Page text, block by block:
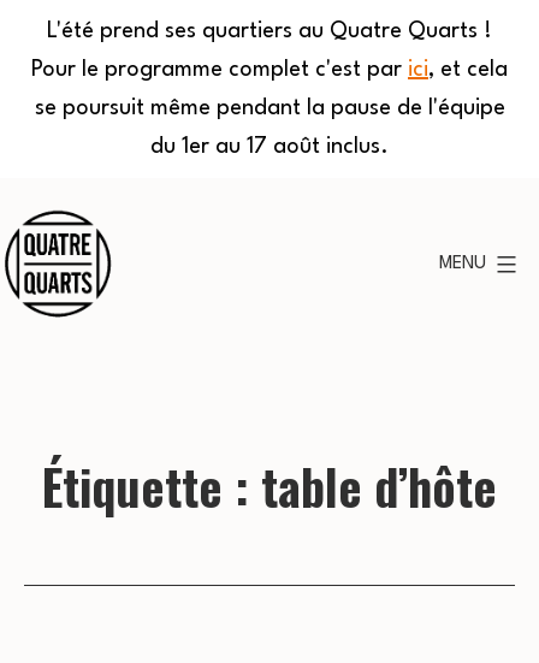
L'été prend ses quartiers au Quatre Quarts !
Pour le programme complet c'est par ici, et cela
se poursuit même pendant la pause de l'équipe
du 1er au 17 août inclus.
au
contenu
MENU
Étiquette : table d’hôte